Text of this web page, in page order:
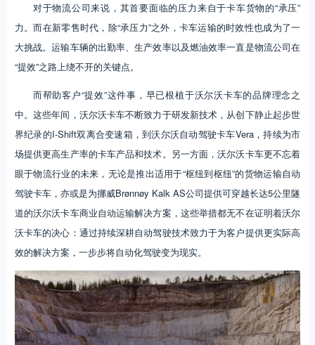
对于物流公司来说，其首要面临的压力来自于卡车货物的“承压”
力。而在新零售时代，除“承压力”之外，卡车运输的时效性也成为了一
大挑战。运输车辆的出勤率、生产效率以及燃油效率一直是物流公司在
“提效”之路上绕不开的关键点。
而帮助客户“提效”这件事，早已根植于沃尔沃卡车的品牌理念之
中。这些年间，沃尔沃卡车不断致力于研发新技术，从创下静止起步世
界纪录的I-Shift双离合变速箱，到沃尔沃自动驾驶卡车Vera，持续为市
场提供更高生产率的卡车产品和技术。另一方面，沃尔沃卡车更不忘着
眼于物流行业的未来，无论是推出适用于“枢纽到枢纽”的货物运输自动
驾驶卡车，亦或是为挪威Brønnøy Kalk AS公司提供可穿越长达5公里隧
道的沃尔沃卡车商业自动运输解决方案，这些举措都无不在证明着沃尔
沃卡车的决心：通过持续深耕自动驾驶技术致力于为客户提供更实际高
效的解决方案，一步步将自动化驾驶变为现实。